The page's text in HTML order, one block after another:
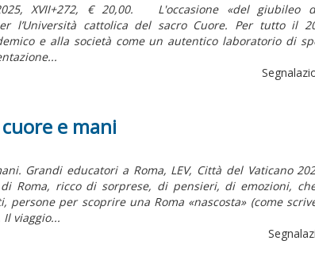
XVII+272, € 20,00. L'occasione «del giubileo
l’Università cattolica del sacro Cuore. Per tutto il
e alla società come un autentico laboratorio di
e mani
Grandi educatori a Roma, LEV, Città del Vaticano
Roma, ricco di sorprese, di pensieri, di emozioni,
persone per scoprire una Roma «nascosta» (come
viaggio...